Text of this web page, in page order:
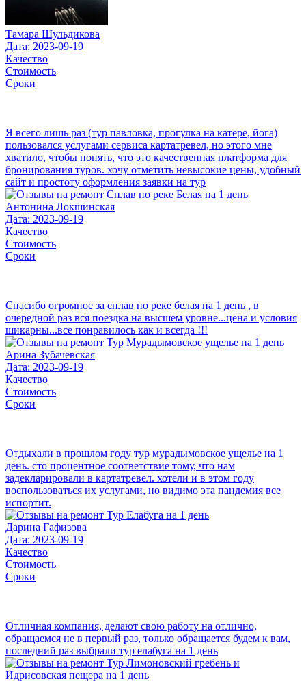
Тамара Шульдикова
Дата: 2023-09-19
Качество
Стоимость
Сроки
Я всего лишь раз (тур павловка, прогулка на катере, йога)
пользовался услугами сервиса картатревел, но этого мне
хватило, чтобы понять, что это качественная платформа для
бронирования туров. хочу отметить невысокие цены, удобный
сайт и простоту оформления заявки на тур
Антонина Локшинская
Дата: 2023-09-19
Качество
Стоимость
Сроки
Спасибо огромное за сплав по реке белая на 1 день , в
очередной раз вся поездка на высшем уровне...цена и условия
шикарны...все понравилось как и всегда !!!
Арина Зубачевская
Дата: 2023-09-19
Качество
Стоимость
Сроки
Отдыхали в прошлом году тур мурадымовское ущелье на 1
день. сто процентное соответствие тому, что нам
задекларировали в картатревел. хотели и в этом году
воспользоваться их услугами, но видимо эта пандемия все
испортит.
Дарина Гафизова
Дата: 2023-09-19
Качество
Стоимость
Сроки
Отличная компания, делают свою работу на отлично,
обращаемся не в первый раз, только обращается будем к вам,
последний раз выбрали тур елабуга на 1 день